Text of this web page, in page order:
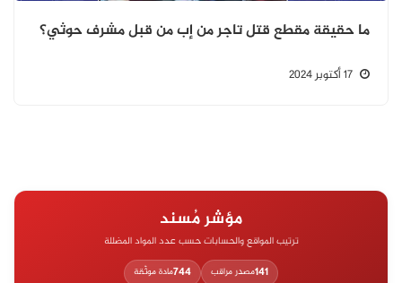
ما حقيقة مقطع قتل تاجر من إب من قبل مشرف حوثي؟
مؤشر مُسند
ترتيب المواقع والحسابات حسب عدد المواد المضللة
141مصدر مراقب 744مادة موثّقة